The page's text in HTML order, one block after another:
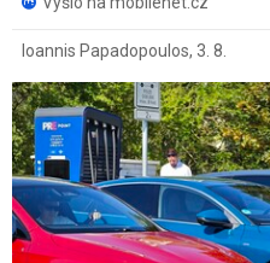
Ioannis Papadopoulos, 3. 8.